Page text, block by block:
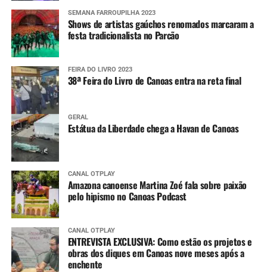
SEMANA FARROUPILHA 2023
Shows de artistas gaúchos renomados marcaram a
festa tradicionalista no Parcão
FEIRA DO LIVRO 2023
38ª Feira do Livro de Canoas entra na reta final
GERAL
Estátua da Liberdade chega a Havan de Canoas
CANAL OTPLAY
Amazona canoense Martina Zoé fala sobre paixão
pelo hipismo no Canoas Podcast
CANAL OTPLAY
ENTREVISTA EXCLUSIVA: Como estão os projetos e
obras dos diques em Canoas nove meses após a
enchente